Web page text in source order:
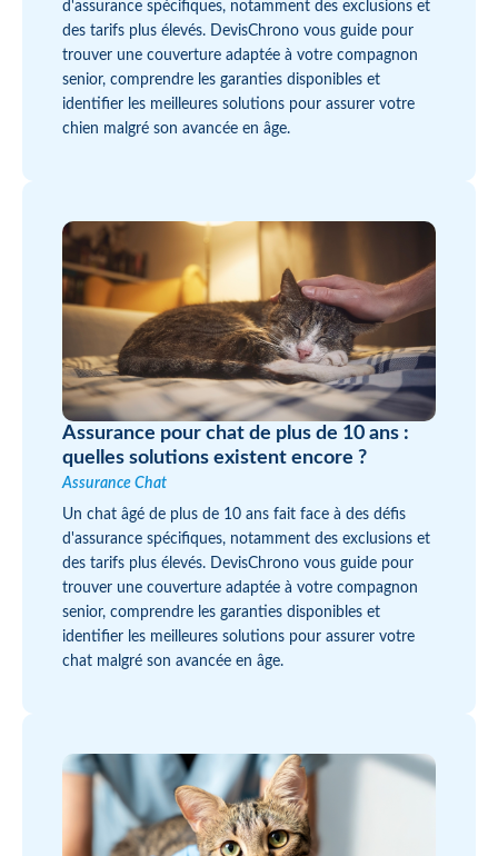
d'assurance spécifiques, notamment des exclusions et
des tarifs plus élevés. DevisChrono vous guide pour
trouver une couverture adaptée à votre compagnon
senior, comprendre les garanties disponibles et
identifier les meilleures solutions pour assurer votre
chien malgré son avancée en âge.
Assurance pour chat de plus de 10 ans :
quelles solutions existent encore ?
Assurance Chat
Un chat âgé de plus de 10 ans fait face à des défis
d'assurance spécifiques, notamment des exclusions et
des tarifs plus élevés. DevisChrono vous guide pour
trouver une couverture adaptée à votre compagnon
senior, comprendre les garanties disponibles et
identifier les meilleures solutions pour assurer votre
chat malgré son avancée en âge.